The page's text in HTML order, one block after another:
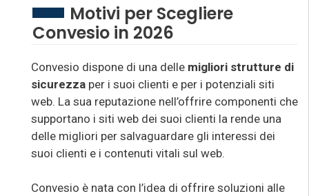
Motivi per Scegliere
Convesio in 2026
Convesio dispone di una delle migliori strutture di
sicurezza per i suoi clienti e per i potenziali siti
web. La sua reputazione nell’offrire componenti che
supportano i siti web dei suoi clienti la rende una
delle migliori per salvaguardare gli interessi dei
suoi clienti e i contenuti vitali sul web.
Convesio è nata con l’idea di offrire soluzioni alle